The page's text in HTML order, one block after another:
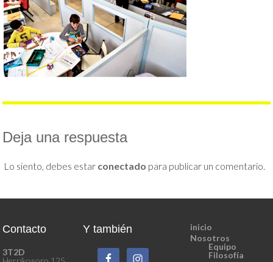
Deja una respuesta
Lo siento, debes estar conectado para publicar un comentario.
Contacto
3T2D
Y también
inicio
Nosotros
Equipo
Filosofía